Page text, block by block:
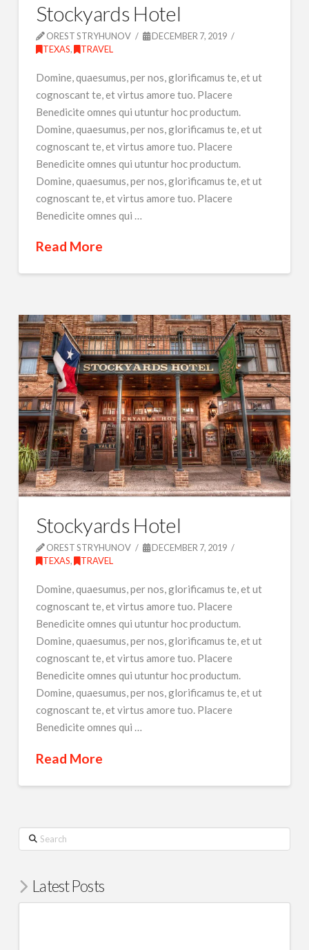
Stockyards Hotel
OREST STRYHUNOV
DECEMBER 7, 2019
TEXAS, TRAVEL
Domine, quaesumus, per nos, glorificamus te, et ut
cognoscant te, et virtus amore tuo. Placere
Benedicite omnes qui utuntur hoc productum.
Domine, quaesumus, per nos, glorificamus te, et ut
cognoscant te, et virtus amore tuo. Placere
Benedicite omnes qui utuntur hoc productum.
Domine, quaesumus, per nos, glorificamus te, et ut
cognoscant te, et virtus amore tuo. Placere
Benedicite omnes qui …
Read More
Stockyards Hotel
OREST STRYHUNOV
DECEMBER 7, 2019
TEXAS, TRAVEL
Domine, quaesumus, per nos, glorificamus te, et ut
cognoscant te, et virtus amore tuo. Placere
Benedicite omnes qui utuntur hoc productum.
Domine, quaesumus, per nos, glorificamus te, et ut
cognoscant te, et virtus amore tuo. Placere
Benedicite omnes qui utuntur hoc productum.
Domine, quaesumus, per nos, glorificamus te, et ut
cognoscant te, et virtus amore tuo. Placere
Benedicite omnes qui …
Read More
Search
Latest Posts